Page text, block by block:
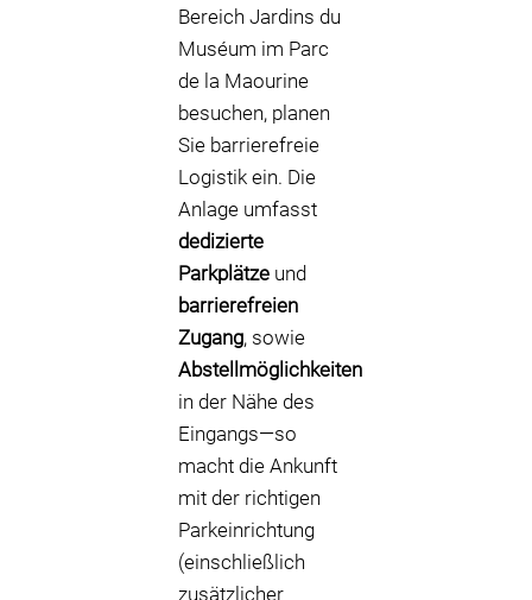
Bereich Jardins du
Muséum im Parc
de la Maourine
besuchen, planen
Sie barrierefreie
Logistik ein. Die
Anlage umfasst
dedizierte
Parkplätze und
barrierefreien
Zugang, sowie
Abstellmöglichkeiten
in der Nähe des
Eingangs—so
macht die Ankunft
mit der richtigen
Parkeinrichtung
(einschließlich
zusätzlicher